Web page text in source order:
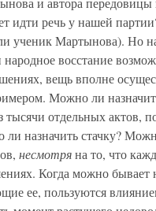
идти речь у нашей
ученик Мартынова). Но
восстание
вещь вполне
Можно ли
тысячи отдельных актов,
назначить стачку?
несмотряна то, что
Когда можно бывает
ее, пользуются